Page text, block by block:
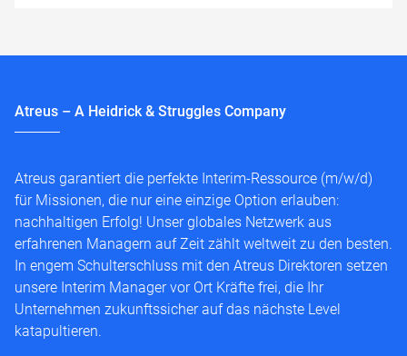
Atreus – A Heidrick & Struggles Company
Atreus garantiert die perfekte Interim-Ressource (m/w/d)
für Missionen, die nur eine einzige Option erlauben:
nachhaltigen Erfolg! Unser globales Netzwerk aus
erfahrenen Managern auf Zeit zählt weltweit zu den besten.
In engem Schulterschluss mit den Atreus Direktoren setzen
unsere Interim Manager vor Ort Kräfte frei, die Ihr
Unternehmen zukunftssicher auf das nächste Level
katapultieren.